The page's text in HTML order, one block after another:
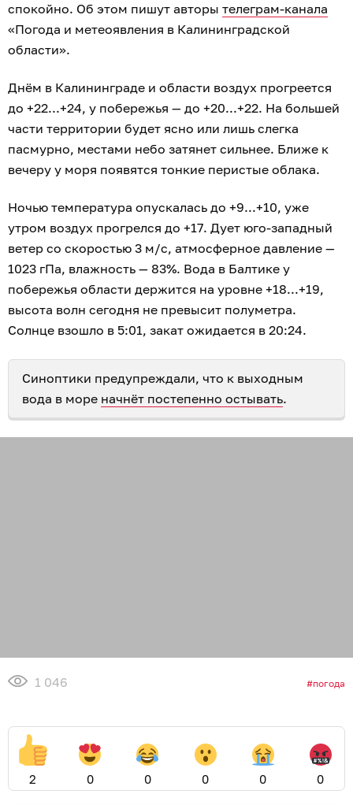
спокойно. Об этом пишут авторы телеграм-канала
«Погода и метеоявления в Калининградской
области».
Днём в Калининграде и области воздух прогреется
до +22...+24, у побережья — до +20...+22. На большей
части территории будет ясно или лишь слегка
пасмурно, местами небо затянет сильнее. Ближе к
вечеру у моря появятся тонкие перистые облака.
Ночью температура опускалась до +9...+10, уже
утром воздух прогрелся до +17. Дует юго-западный
ветер со скоростью 3 м/с, атмосферное давление —
1023 гПа, влажность — 83%. Вода в Балтике у
побережья области держится на уровне +18...+19,
высота волн сегодня не превысит полуметра.
Солнце взошло в 5:01, закат ожидается в 20:24.
Синоптики предупреждали, что к выходным
вода в море начнёт постепенно остывать.
1 046 погода
2 0 0 0 0 0